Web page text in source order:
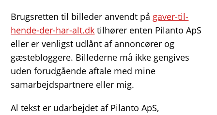
Brugsretten til billeder anvendt på gaver-til-
hende-der-har-alt.dk tilhører enten Pilanto ApS
eller er venligst udlånt af annoncører og
gæstebloggere. Billederne må ikke gengives
uden forudgående aftale med mine
samarbejdspartnere eller mig.
Al tekst er udarbejdet af Pilanto ApS,